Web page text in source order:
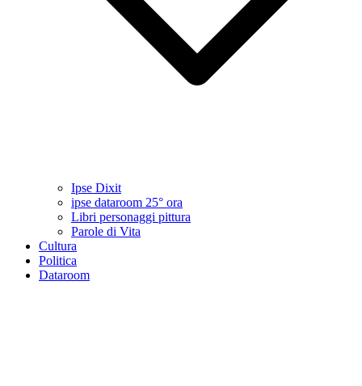
Ipse Dixit
ipse dataroom 25° ora
Libri personaggi pittura
Parole di Vita
Cultura
Politica
Dataroom